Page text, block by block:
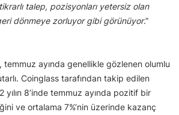
talep, pozisyonları yetersiz olan
dönmeye zorluyor gibi görünüyor.”
temmuz ayında genellikle gözlenen olumlu
Coinglass tarafından takip edilen
yılın 8’inde temmuz ayında pozitif bir
ve ortalama 7%’nin üzerinde kazanç